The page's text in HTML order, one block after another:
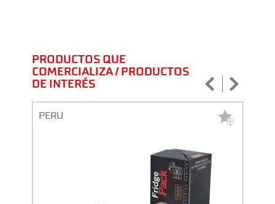
PRODUCTOS QUE
COMERCIALIZA / PRODUCTOS
DE INTERÉS
PERU